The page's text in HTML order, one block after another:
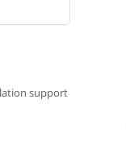
support